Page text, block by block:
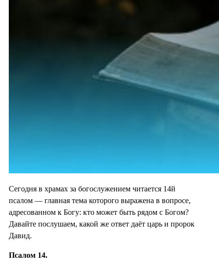
Сегодня в храмах за богослужением читается 14й
псалом — главная тема которого выражена в вопросе,
адресованном к Богу: кто может быть рядом с Богом?
Давайте послушаем, какой же ответ даёт царь и пророк
Давид.
Псалом 14.